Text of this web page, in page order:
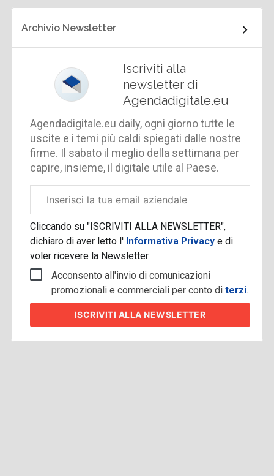
Archivio Newsletter
Iscriviti alla
newsletter di
Agendadigitale.eu
Agendadigitale.eu daily, ogni giorno tutte le
uscite e i temi più caldi spiegati dalle nostre
firme. Il sabato il meglio della settimana per
capire, insieme, il digitale utile al Paese.
aziendale
Cliccando su "ISCRIVITI ALLA NEWSLETTER",
dichiaro di aver letto l' Informativa Privacye di
voler ricevere la Newsletter.
Acconsento all'invio di comunicazioni
promozionali e commerciali per conto diterzi.
ISCRIVITI ALLA NEWSLETTER